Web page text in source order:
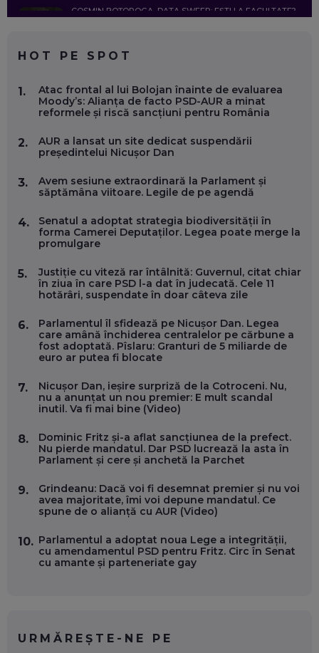
COSMIN BOȚOROGA, DATA SWEEP: EȘTI LA FACULTATE?
FOLOSEȘTI TEHNOLOGIA CA SĂ FII MAI BUN LA JOB. ȘI CUM
SE VA SCHIMBA MUNCA, ÎN URMĂTORII ANI
EP. 58
MARIUS PAȘCULEA, COFONDATOR AL KULTH: CUM
CĂTRE ARTĂ, LA NIVEL GLOBAL
EP. 57
ANDREI AVĂDANEI, BIT SENTINEL: CUM ÎȚI PROTEJEZI
EFICIENT VIAȚA ONLINE. ȘI CARE SUNT PRIMII PAȘI ÎNTR-O
CARIERĂ DE „HACKER CU PERMIS”
EP. 55
WASHINGTON, OCHELARI INTELIGENȚI ȘI FERME
VERTICALE FĂRĂ PĂMÂNT
EP. 54
VALENTIN VANCEA, CEO AL PATRIA BANK: AUTOMATIZĂM
PROCESE, DAR CE FACEM CÂND PICĂ BAZA DE DATE, LA
INSTITUȚIILE STATULUI?
VOICU OPREAN (AROBS): CUM CONSTRUIEȘTI O COMPANIE
TA LOCALĂ - ȘI CE SĂ DAI ÎNAPOI
EP. 52
HOT PE SPOT
1.
Atac frontal al lui Bolojan înainte de evaluarea
Moody’s: Alianța de facto PSD-AUR a minat
reformele și riscă sancțiuni pentru România
2.
AUR a lansat un site dedicat suspendării
președintelui Nicușor Dan
3.
Avem sesiune extraordinară la Parlament și
săptămâna viitoare. Legile de pe agendă
4.
Senatul a adoptat strategia biodiversității în
forma Camerei Deputaților. Legea poate merge la
promulgare
5.
Justiție cu viteză rar întâlnită: Guvernul, citat chiar
în ziua în care PSD l-a dat în judecată. Cele 11
hotărâri, suspendate în doar câteva zile
6.
Parlamentul îl sfidează pe Nicușor Dan. Legea
care amână închiderea centralelor pe cărbune a
fost adoptată. Pîslaru: Granturi de 5 miliarde de
euro ar putea fi blocate
7.
Nicușor Dan, ieșire surpriză de la Cotroceni. Nu,
nu a anunțat un nou premier: E mult scandal
inutil. Va fi mai bine (Video)
8.
Dominic Fritz și-a aflat sancțiunea de la prefect.
Nu pierde mandatul. Dar PSD lucrează la asta în
Parlament și cere și anchetă la Parchet
9.
Grindeanu: Dacă voi fi desemnat premier și nu voi
avea majoritate, îmi voi depune mandatul. Ce
spune de o alianță cu AUR (Video)
10. Parlamentul a adoptat noua Lege a integrității,
cu amendamentul PSD pentru Fritz. Circ în Senat
cu amante și parteneriate gay
URMĂREȘTE-NE PE